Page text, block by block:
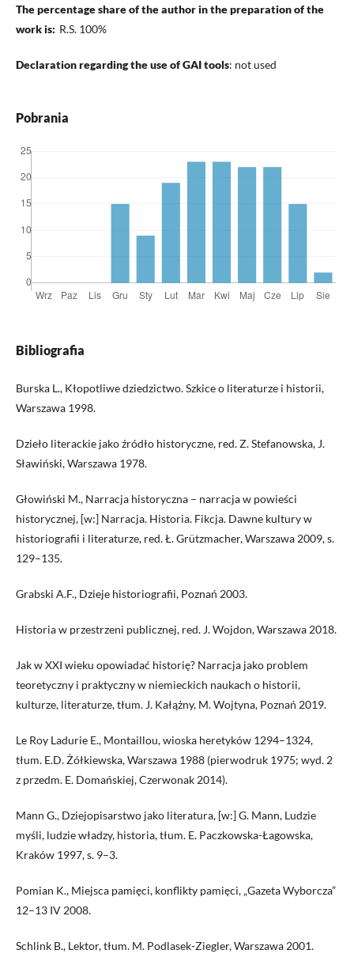
The percentage share of the author in the preparation of the
work is: R.S. 100%
Declaration regarding the use of GAI tools: not used
Pobrania
Bibliografia
Burska L., Kłopotliwe dziedzictwo. Szkice o literaturze i historii,
Warszawa 1998.
Dzieło literackie jako źródło historyczne, red. Z. Stefanowska, J.
Sławiński, Warszawa 1978.
Głowiński M., Narracja historyczna – narracja w powieści
historycznej, [w:] Narracja. Historia. Fikcja. Dawne kultury w
historiografii i literaturze, red. Ł. Grützmacher, Warszawa 2009, s.
129–135.
Grabski A.F., Dzieje historiografii, Poznań 2003.
Historia w przestrzeni publicznej, red. J. Wojdon, Warszawa 2018.
Jak w XXI wieku opowiadać historię? Narracja jako problem
teoretyczny i praktyczny w niemieckich naukach o historii,
kulturze, literaturze, tłum. J. Kałążny, M. Wojtyna, Poznań 2019.
Le Roy Ladurie E., Montaillou, wioska heretyków 1294–1324,
tłum. E.D. Żółkiewska, Warszawa 1988 (pierwodruk 1975; wyd. 2
z przedm. E. Domańskiej, Czerwonak 2014).
Mann G., Dziejopisarstwo jako literatura, [w:] G. Mann, Ludzie
myśli, ludzie władzy, historia, tłum. E. Paczkowska-Łagowska,
Kraków 1997, s. 9–3.
Pomian K., Miejsca pamięci, konflikty pamięci, „Gazeta Wyborcza”
12–13 IV 2008.
Schlink B., Lektor, tłum. M. Podlasek-Ziegler, Warszawa 2001.